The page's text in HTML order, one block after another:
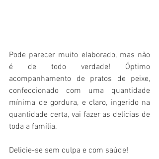
Pode parecer muito elaborado, mas não
é de todo verdade! Óptimo
acompanhamento de pratos de peixe,
confeccionado com uma quantidade
mínima de gordura, e claro, ingerido na
quantidade certa, vai fazer as delícias de
toda a família.
Delicie-se sem culpa e com saúde!